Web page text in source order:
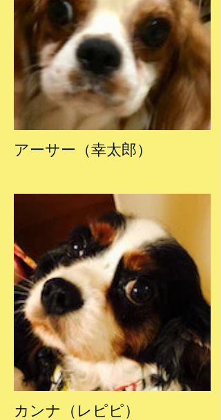
アーサー（幸太郎）
カンナ（レピピ）